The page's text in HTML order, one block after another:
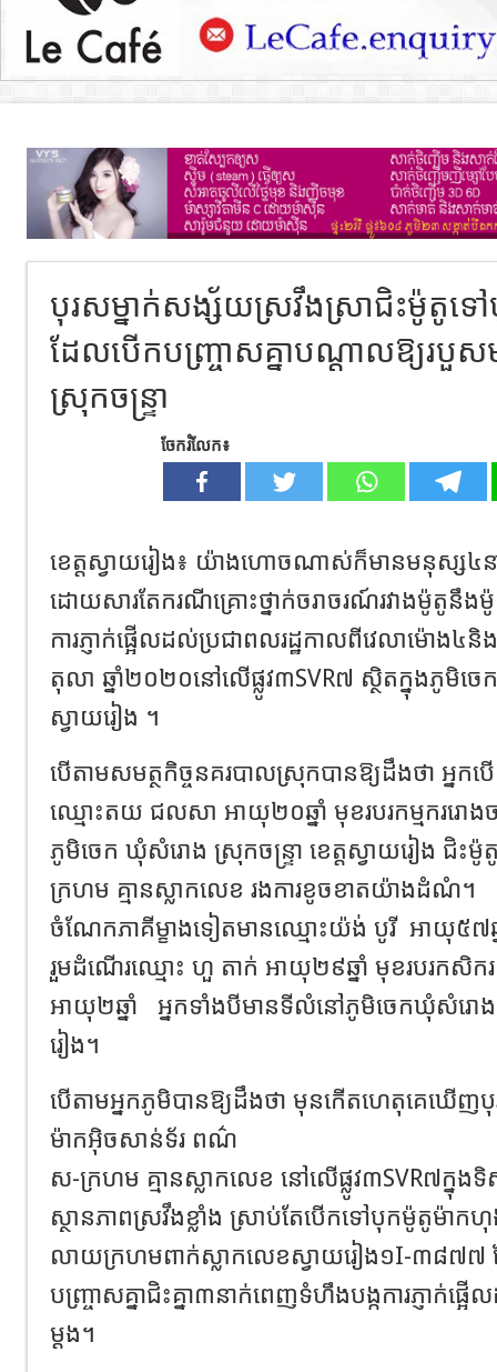
បុរសម្នាក់សង្ស័យស្រវឹងស្រាជិះម៉ូតូ
ដែលបើកបញ្រ្ចាសគ្នាបណ្តាលឱ្យរបួ
ស្រុកចន្ទ្រា
ចែករំលែក៖
ខេត្តស្វាយរៀង៖ យ៉ាងហោចណាស់ក៏មានមនុស្ស៤ន
ដោយសារតែករណីគ្រោះថ្នាក់ចរាចរណ៍រវាងម៉ូតូនឹង
ការភ្ញាក់ផ្អើលដល់ប្រជាពលរដ្ឋកាលពីវេលាម៉ោង៤
តុលា ឆ្នាំ២០២០នៅលើផ្លូវ៣SVR៧ ស្ថិតក្នុងភូមិចេ
ស្វាយរៀង ។
បើតាមសមត្ថកិច្ចនគរបាលស្រុកបានឱ្យដឹងថា អ្នក
ឈ្មោះតយ ជលសា អាយុ២០ឆ្នាំ មុខរបរកម្មកររោងច
ភូមិចេក ឃុំសំរោង ស្រុកចន្រ្ទា ខេត្តស្វាយរៀង ជិ
ក្រហម គ្មានស្លាកលេខ រងការខូចខាតយ៉ាងដំណំ។
ចំណែកភាគីម្ខាងទៀតមានឈ្មោះយ៉ង់ បូរី អាយុ៥៧ឆ្
រួមដំណើរឈ្មោះ ហួ តាក់ អាយុ២៩ឆ្នាំ មុខរបរកសិ
អាយុ២ឆ្នាំ អ្នកទាំងបីមានទីលំនៅភូមិចេកឃុំសំរោង ស្
រៀង។
បើតាមអ្នកភូមិបានឱ្យដឹងថា មុនកើតហេតុគេឃើញបុ
ម៉ាកអុិចសាន់ទ័រ ពណ៌
ស-ក្រហម គ្មានស្លាកលេខ នៅលើផ្លូវ៣SVR៧ក្នុង
ស្ថានភាពស្រវឹងខ្លាំង ស្រាប់តែបើកទៅបុកម៉ូតូម៉
លាយក្រហមពាក់ស្លាកលេខស្វាយរៀង១I-៣៨៧៧
បញ្រ្ចាសគ្នាជិះគ្នា៣នាក់ពេញទំហឹងបង្កការភ្ញាក់ផ្
ម្ដង។